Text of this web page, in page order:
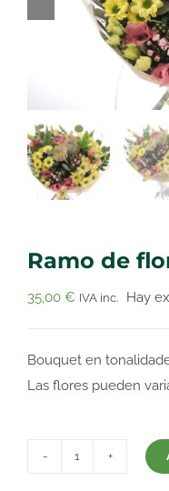
Ramo de
35,00 € IVA inc. Hay
Bouquet en
Las flores pueden